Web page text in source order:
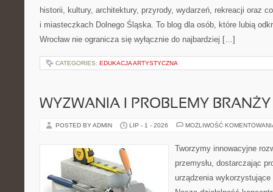
historii, kultury, architektury, przyrody, wydarzeń, rekreacji oraz
i miasteczkach Dolnego Śląska. To blog dla osób, które lubią
Wrocław nie ogranicza się wyłącznie do najbardziej […]
CATEGORIES: EDUKACJA ARTYSTYCZNA
WYZWANIA I PROBLEMY BRANŻY
POSTED BY ADMIN LIP - 1 - 2026 MOŻLIWOŚĆ
Tworzymy innowacyjne
przemysłu, dostarczając
urządzenia